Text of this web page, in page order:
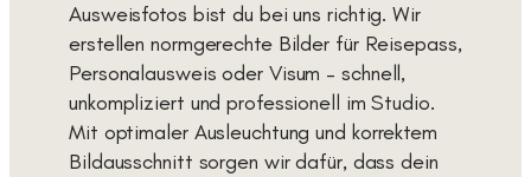
Ausweisfotos bist du bei uns richtig. Wir
erstellen normgerechte Bilder für Reisepass,
Personalausweis oder Visum – schnell,
unkompliziert und professionell im Studio.
Mit optimaler Ausleuchtung und korrektem
Bildausschnitt sorgen wir dafür, dass dein